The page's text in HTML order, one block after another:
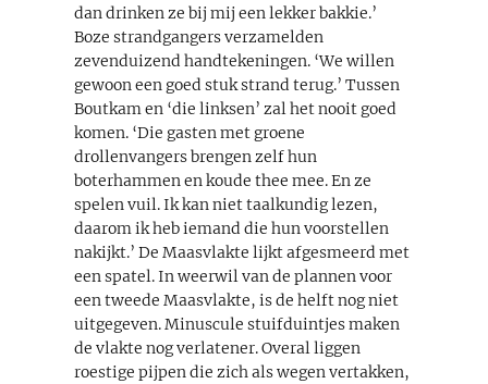
dan drinken ze bij mij een lekker bakkie.’
Boze strandgangers verzamelden
zevenduizend handtekeningen. ‘We willen
gewoon een goed stuk strand terug.’ Tussen
Boutkam en ‘die linksen’ zal het nooit goed
komen. ‘Die gasten met groene
drollenvangers brengen zelf hun
boterhammen en koude thee mee. En ze
spelen vuil. Ik kan niet taalkundig lezen,
daarom ik heb iemand die hun voorstellen
nakijkt.’ De Maasvlakte lijkt afgesmeerd met
een spatel. In weerwil van de plannen voor
een tweede Maasvlakte, is de helft nog niet
uitgegeven. Minuscule stuifduintjes maken
de vlakte nog verlatener. Overal liggen
roestige pijpen die zich als wegen vertakken,